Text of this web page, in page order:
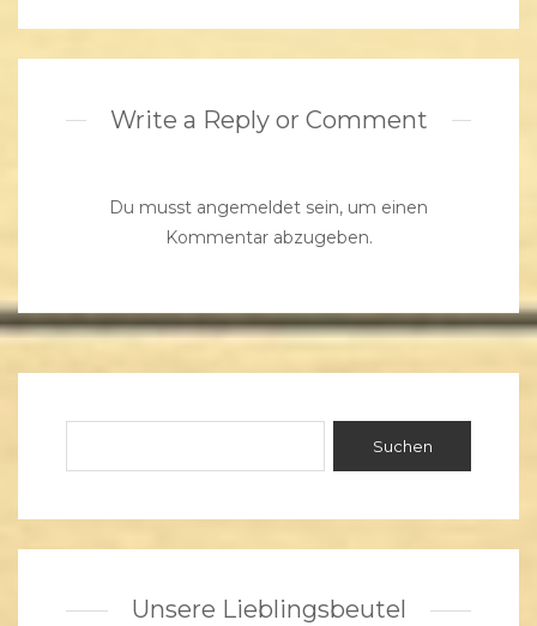
Write a Reply or Comment
Du musst angemeldet sein, um einen
Kommentar abzugeben.
Unsere Lieblingsbeutel